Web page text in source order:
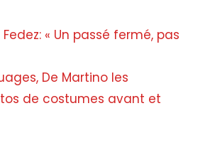
« Un passé fermé, pas
De Martino les
de costumes avant et